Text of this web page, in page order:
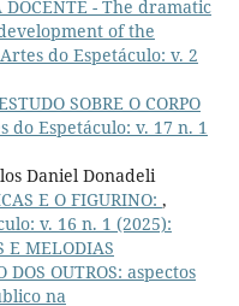
DOCENTE - The dramatic
of the
do Espetáculo: v. 2
SOBRE O CORPO
do Espetáculo: v. 17 n. 1
Daniel Donadeli
E O FIGURINO: ,
v. 16 n. 1 (2025):
E MELODIAS
DOS OUTROS: aspectos
na